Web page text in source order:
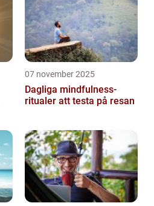
07 november 2025
Dagliga mindfulness-
ritualer att testa på resan